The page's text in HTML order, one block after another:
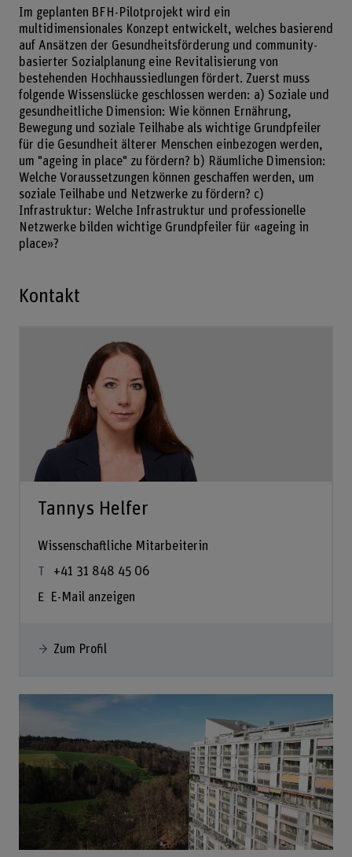
Im geplanten BFH-Pilotprojekt wird ein
multidimensionales Konzept entwickelt, welches basierend
auf Ansätzen der Gesundheitsförderung und community-
basierter Sozialplanung eine Revitalisierung von
bestehenden Hochhaussiedlungen fördert. Zuerst muss
folgende Wissenslücke geschlossen werden: a) Soziale und
gesundheitliche Dimension: Wie können Ernährung,
Bewegung und soziale Teilhabe als wichtige Grundpfeiler
für die Gesundheit älterer Menschen einbezogen werden,
um "ageing in place" zu fördern? b) Räumliche Dimension:
Welche Voraussetzungen können geschaffen werden, um
soziale Teilhabe und Netzwerke zu fördern? c)
Infrastruktur: Welche Infrastruktur und professionelle
Netzwerke bilden wichtige Grundpfeiler für «ageing in
place»?
Kontakt
Tannys Helfer
Wissenschaftliche Mitarbeiterin
+41 31 848 45 06
E-Mail anzeigen
Zum Profil